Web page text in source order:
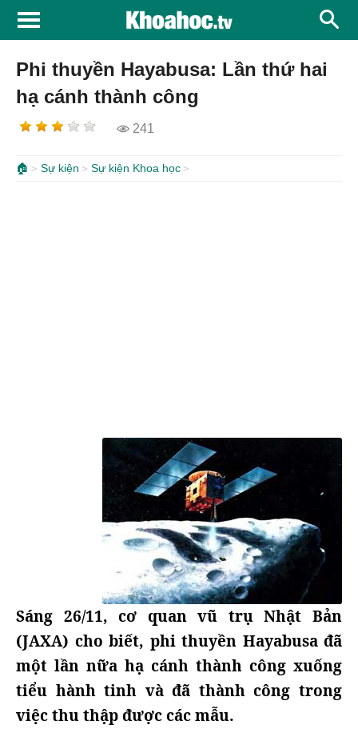
Phi thuyền Hayabusa: Lần thứ hai
hạ cánh thành công
241
🏠 Sự kiện Sự kiện Khoa học
Sáng 26/11, cơ quan vũ trụ Nhật Bản
(JAXA) cho biết, phi thuyền Hayabusa đã
một lần nữa hạ cánh thành công xuống
tiểu hành tinh và đã thành công trong
việc thu thập được các mẫu.